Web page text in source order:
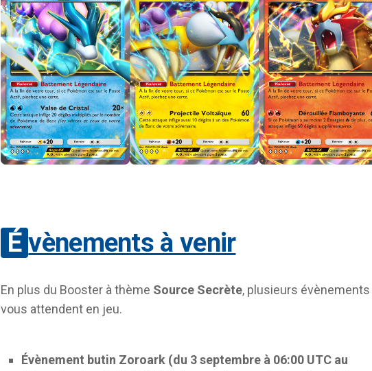
Évènements à venir
En plus du Booster à thème Source Secrète, plusieurs évènements
vous attendent en jeu.
Évènement butin Zoroark (du 3 septembre à 06:00 UTC au